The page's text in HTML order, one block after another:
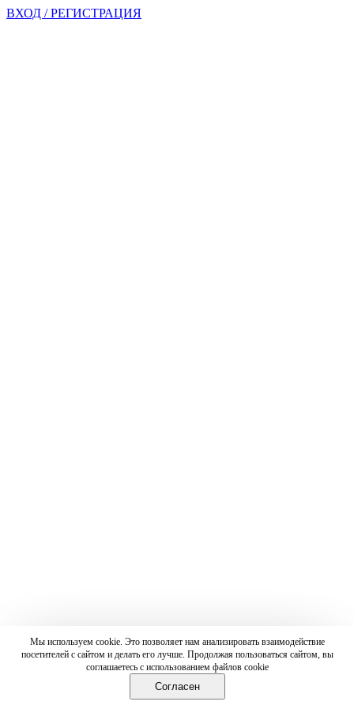
ВХОД / РЕГИСТРАЦИЯ
Мы используем cookie. Это позволяет нам анализировать взаимодействие
посетителей с сайтом и делать его лучше. Продолжая пользоваться сайтом, вы
соглашаетесь с использованием файлов cookie
Согласен